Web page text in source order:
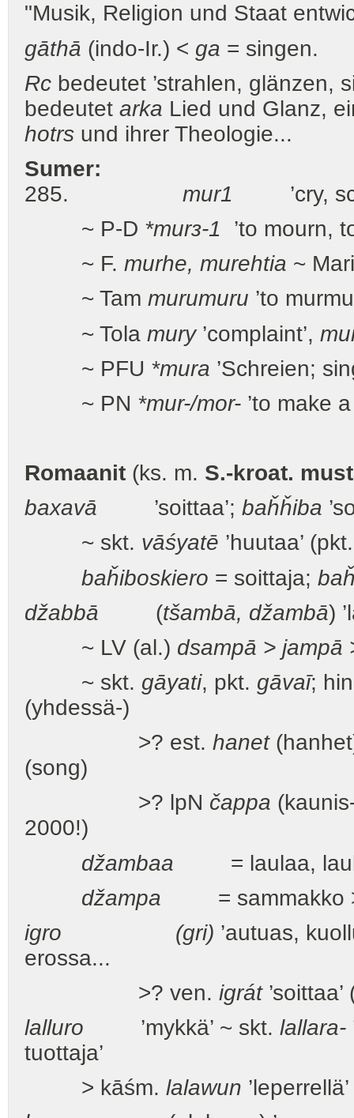
"Musik, Religion und Staat
gāthā (indo-Ir.) < ga = singen.
Rc bedeutet ’strahlen, glänzen,
bedeutet arka Lied und Glanz,
hotrs und ihrer Theologie...
Sumer:
285. mur1 ’cry,
~ P-D *murз-1 ’to mourn,
~ F. murhe, murehtia ~
~ Tam murumuru ’to
~ Tola mury’complaint’,
~ PFU *mura ’Schreien;
~ PN *mur-/mor- ’to make
Romaanit (ks. m. S.-kroat.
baxavā ’soittaa’; baȟȟiba
~ skt. vāśyatē ’huutaa’
baȟiboskiero = soittaja; ba
džabbā (tšambā, džambā)
~ LV (al.) dsampā > jampā
~ skt. gāyati, pkt. gāvaī;
(yhdessä-)
>? est. hanet
(song)
>? lpN čappa
2000!)
džambaa = laulaa,
džampa = sammakko
igro (gri) ’autuas,
erossa...
>? ven. igrát
lalluro ’mykkä’ ~ skt. lallara-
tuottaja’
> kāśm. lalawun